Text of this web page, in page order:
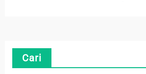
Cari